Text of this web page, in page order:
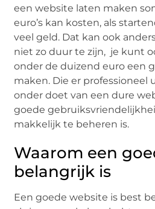
een website laten maken
euro’s kan kosten, als
veel geld. Dat kan ook
niet zo duur te zijn, je kunt
onder de duizend euro een
maken. Die er professioneel
onder doet van een dure
goede
makkelijk te beheren is.
Waarom een
belangrijk is
Een goede website is best